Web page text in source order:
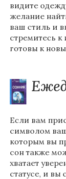
видите
желание
ваш стиль и
стремитесь
готовы к
Если вам
символом
которым вы
сон также
хватает
статусе, и